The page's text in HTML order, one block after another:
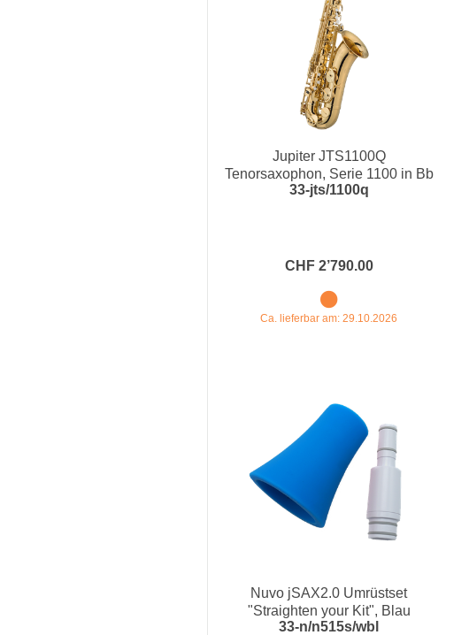
Jupiter JTS1100Q
Tenorsaxophon, Serie 1100 in Bb
33-jts/1100q
CHF 2’790.00
Ca. lieferbar am: 29.10.2026
Nuvo jSAX2.0 Umrüstset
"Straighten your Kit", Blau
33-n/n515s/wbl